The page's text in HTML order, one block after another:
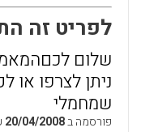
לפריט זה
שלום
ניתן לצרפו או
שמחמלי
פורסמה ב20/04/2008